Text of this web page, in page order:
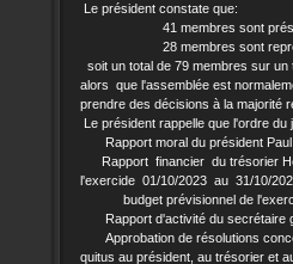
Le président constate que:
41 membres sont
28 membres sont
soit un total de 79 membres sur
alors que l'assemblée est
prendre des décisions à la majorité
Le président rappelle que l'ordre
Rapport moral du président Paul
Rapport financier du
l'exercide 01/10/2023 au 31/10/
budget prévisionnel de
Rapport d'activité du secrétaire
Approbation de résolutions
quitus au président, au trésorier et